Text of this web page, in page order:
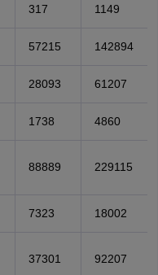
317 1149
57215 142894
28093 61207
1738 4860
88889 229115
7323 18002
37301 92207